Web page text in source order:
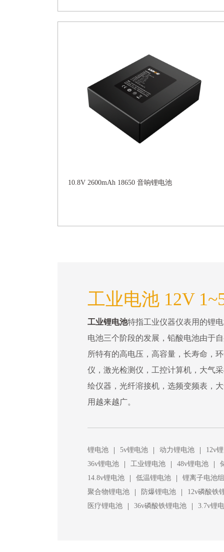
10.8V 2600mAh 18650 音响锂电池
工业电池 12V
工业锂电池特指工业仪器仪表用的锂
电池三个阶段的发展，铅酸电池由于
所特有的高电压，高容量，长寿命，
仪，激光检测仪，工控计算机，大气
绘仪器，光纤溶接机，选频变频表，
用越来越广。
锂电池 | 5v锂电池 | 动力锂电池 |
12v
36v锂电池
| 工业锂电池 | 48v锂电池 |
14.8v锂电池
| 低温锂电池 |
锂离子电池组
聚合物锂电池
| 防爆锂电池 |
12v磷酸铁
医疗锂电池
| 36v磷酸铁锂电池 | 3.7v锂